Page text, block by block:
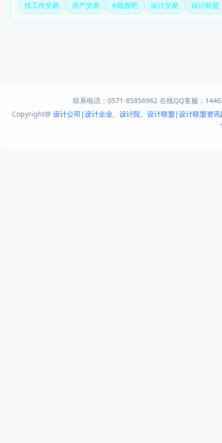
找工作交易 房产交易 K线股吧 设计交易 设计联盟
联系电话：0571-85856962 在线QQ客服：
Copyright@ 设计公司|设计企业、设计院、设计联盟|设计联盟资